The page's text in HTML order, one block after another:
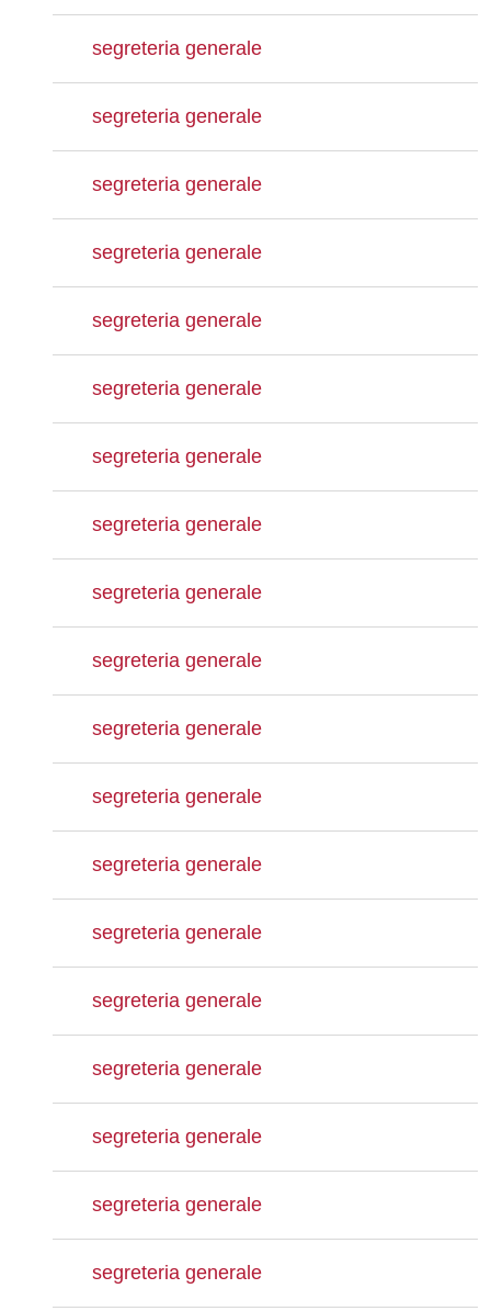
segreteria generale
segreteria generale
segreteria generale
segreteria generale
segreteria generale
segreteria generale
segreteria generale
segreteria generale
segreteria generale
segreteria generale
segreteria generale
segreteria generale
segreteria generale
segreteria generale
segreteria generale
segreteria generale
segreteria generale
segreteria generale
segreteria generale